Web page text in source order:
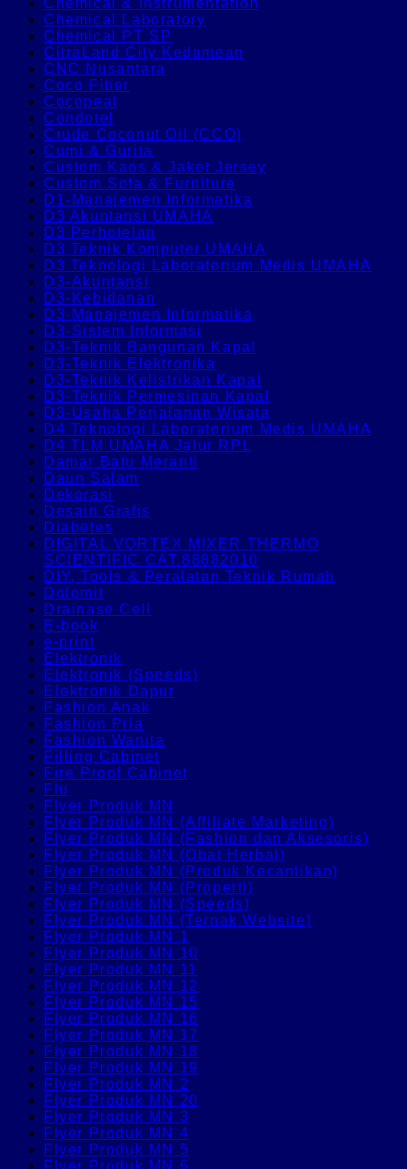
Chemical Laboratory
Chemical PT SP
CitraLand City Kedamean
CNC Nusantara
Coco Fiber
Cocopeat
Condotel
Crude Coconut Oil (CCO)
Cumi & Gurita
Custom Kaos & Jaket Jersey
Custom Sofa & Furniture
D1-Manajemen Informatika
D3 Akuntansi UMAHA
D3 Perhotelan
D3 Teknik Komputer UMAHA
D3 Teknologi Laboratorium Medis UMAHA
D3-Akuntansi
D3-Kebidanan
D3-Manajemen Informatika
D3-Sistem Informasi
D3-Teknik Bangunan Kapal
D3-Teknik Elektronika
D3-Teknik Kelistrikan Kapal
D3-Teknik Permesinan Kapal
D3-Usaha Perjalanan Wisata
D4 Teknologi Laboratorium Medis UMAHA
D4 TLM UMAHA Jalur RPL
Damar Batu Meranti
Daun Salam
Dekorasi
Desain Grafis
Diabetes
DIGITAL VORTEX MIXER THERMO
SCIENTIFIC CAT.88882010
DIY, Tools & Peralatan Teknik Rumah
Dolomit
Drainase Cell
E-book
e-print
Elektronik
Elektronik (Speeds)
Elektronik Dapur
Fashion Anak
Fashion Pria
Fashion Wanita
Filling Cabinet
Fire Proof Cabinet
Flu
Flyer Produk MN
Flyer Produk MN (Affiliate Marketing)
Flyer Produk MN (Fashion dan Aksesoris)
Flyer Produk MN (Obat Herbal)
Flyer Produk MN (Produk Kecantikan)
Flyer Produk MN (Properti)
Flyer Produk MN (Speeds)
Flyer Produk MN (Ternak Website)
Flyer Produk MN 1
Flyer Produk MN 10
Flyer Produk MN 11
Flyer Produk MN 12
Flyer Produk MN 15
Flyer Produk MN 16
Flyer Produk MN 17
Flyer Produk MN 18
Flyer Produk MN 19
Flyer Produk MN 2
Flyer Produk MN 20
Flyer Produk MN 3
Flyer Produk MN 4
Flyer Produk MN 5
Flyer Produk MN 6